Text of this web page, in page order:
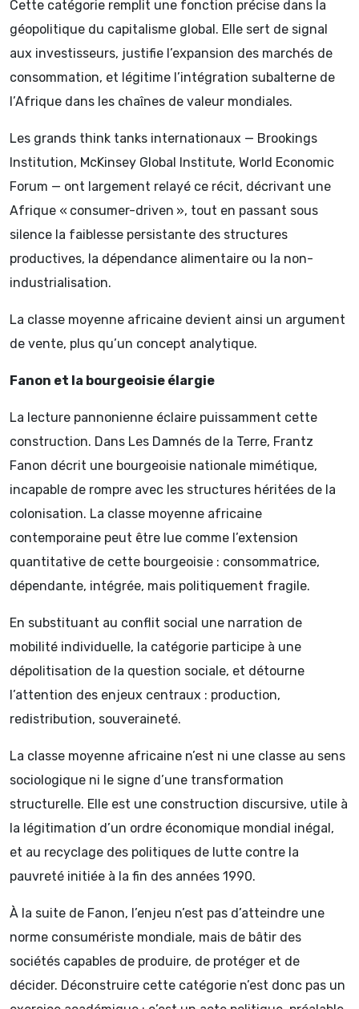
Cette catégorie remplit une fonction précise dans la
géopolitique du capitalisme global. Elle sert de signal
aux investisseurs, justifie l’expansion des marchés de
consommation, et légitime l’intégration subalterne de
l’Afrique dans les chaînes de valeur mondiales.
Les grands think tanks internationaux — Brookings
Institution, McKinsey Global Institute, World Economic
Forum — ont largement relayé ce récit, décrivant une
Afrique « consumer-driven », tout en passant sous
silence la faiblesse persistante des structures
productives, la dépendance alimentaire ou la non-
industrialisation.
La classe moyenne africaine devient ainsi un argument
de vente, plus qu’un concept analytique.
Fanon et la bourgeoisie élargie
La lecture pannonienne éclaire puissamment cette
construction. Dans Les Damnés de la Terre, Frantz
Fanon décrit une bourgeoisie nationale mimétique,
incapable de rompre avec les structures héritées de la
colonisation. La classe moyenne africaine
contemporaine peut être lue comme l’extension
quantitative de cette bourgeoisie : consommatrice,
dépendante, intégrée, mais politiquement fragile.
En substituant au conflit social une narration de
mobilité individuelle, la catégorie participe à une
dépolitisation de la question sociale, et détourne
l’attention des enjeux centraux : production,
redistribution, souveraineté.
La classe moyenne africaine n’est ni une classe au sens
sociologique ni le signe d’une transformation
structurelle. Elle est une construction discursive, utile à
la légitimation d’un ordre économique mondial inégal,
et au recyclage des politiques de lutte contre la
pauvreté initiée à la fin des années 1990.
À la suite de Fanon, l’enjeu n’est pas d’atteindre une
norme consumériste mondiale, mais de bâtir des
sociétés capables de produire, de protéger et de
décider. Déconstruire cette catégorie n’est donc pas un